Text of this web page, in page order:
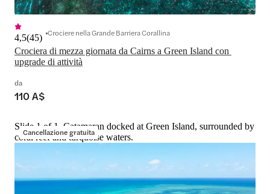
Crociera di mezza giornata da Cairns a Green Island con
upgrade di attività
4,5(45) Crociere nella Grande Barriera Corallina
da
110 A$
Cancellazione gratuita
Slide 1 of 1, Catamaran docked at Green Island, surrounded by
coral reef and turquoise waters.